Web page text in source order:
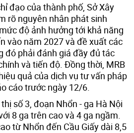
đạo của thành phố, Sở Xây
rõ nguyên nhân phát sinh
độ ảnh hưởng tới khả năng
vào năm 2027 và đề xuất các
đó phải đánh giá đầy đủ tác
và tiến độ. Đồng thời, MRB
quả của dịch vụ tư vấn pháp
cáo trước ngày 12/6.
số 3, đoạn Nhổn - ga Hà Nội
8 ga trên cao và 4 ga ngầm.
từ Nhổn đến Cầu Giấy dài 8,5